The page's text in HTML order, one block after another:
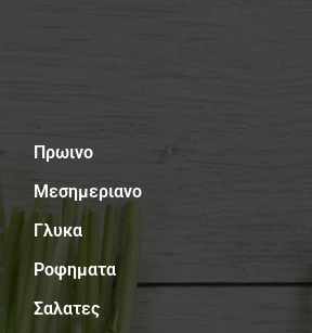
ΜενούΠρωινο
Μεσημεριανο
Γλυκα
Ροφηματα
Σαλατες